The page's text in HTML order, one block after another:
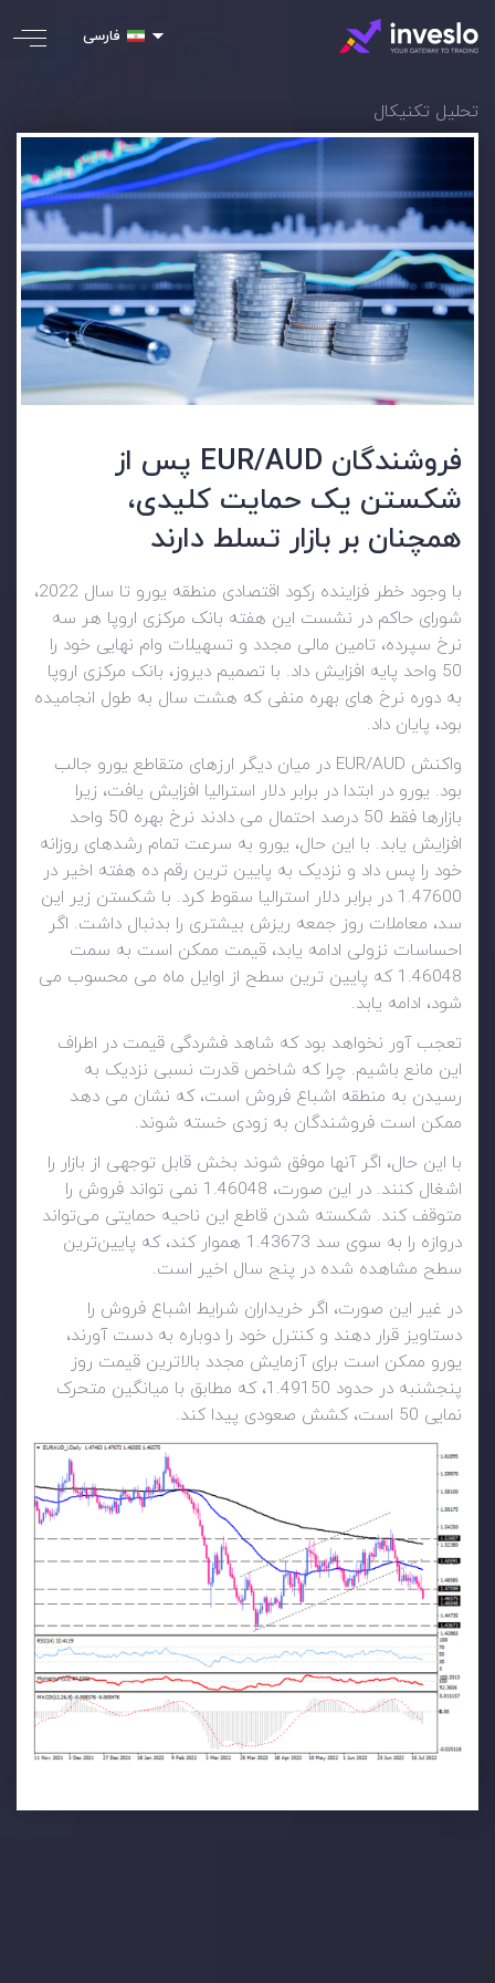
فارسی
تحلیل تکنیکال
فروشندگان EUR/AUD پس از
شکستن یک حمایت کلیدی،
همچنان بر بازار تسلط دارند
با وجود خطر فزاینده رکود اقتصادی منطقه یورو تا سال 2022،
شورای حاکم در نشست این هفته بانک مرکزی اروپا هر سه
نرخ سپرده، تامین مالی مجدد و تسهیلات وام نهایی خود را
50 واحد پایه افزایش داد. با تصمیم دیروز، بانک مرکزی اروپا
به دوره نرخ های بهره منفی که هشت سال به طول انجامیده
بود، پایان داد.
واکنش EUR/AUD در میان دیگر ارزهای متقاطع یورو جالب
بود. یورو در ابتدا در برابر دلار استرالیا افزایش یافت، زیرا
بازارها فقط 50 درصد احتمال می دادند نرخ بهره 50 واحد
افزایش یابد. با این حال، یورو به سرعت تمام رشدهای روزانه
خود را پس داد و نزدیک به پایین ترین رقم ده هفته اخیر در
1.47600 در برابر دلار استرالیا سقوط کرد. با شکستن زیر این
سد، معاملات روز جمعه ریزش بیشتری را بدنبال داشت. اگر
احساسات نزولی ادامه یابد، قیمت ممکن است به سمت
1.46048 که پایین ترین سطح از اوایل ماه می محسوب می
شود، ادامه یابد.
تعجب آور نخواهد بود که شاهد فشردگی قیمت در اطراف
این مانع باشیم. چرا که شاخص قدرت نسبی نزدیک به
رسیدن به منطقه اشباع فروش است، که نشان می دهد
ممکن است فروشندگان به زودی خسته شوند.
با این حال، اگر آنها موفق شوند بخش قابل توجهی از بازار را
اشغال کنند. در این صورت، 1.46048 نمی تواند فروش را
متوقف کند. شکسته شدن قاطع این ناحیه حمایتی می‌تواند
دروازه را به سوی سد 1.43673 هموار کند، که پایین‌ترین
سطح مشاهده شده در پنج سال اخیر است.
در غیر این صورت، اگر خریداران شرایط اشباع فروش را
دستاویز قرار دهند و کنترل خود را دوباره به دست آورند،
یورو ممکن است برای آزمایش مجدد بالاترین قیمت روز
پنجشنبه در حدود 1.49150، که مطابق با میانگین متحرک
نمایی 50 است، کشش صعودی پیدا کند.